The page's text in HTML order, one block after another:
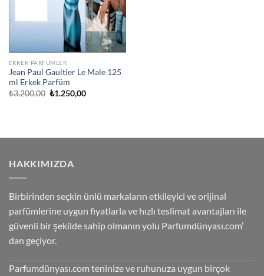
ERKEK PARFÜMLER
Jean Paul Gaultier Le Male 125
ml Erkek Parfüm
₺3.200,00 Orijinal
₺1.250,00Şu
HAKKIMIZDA
Birbirinden seçkin ünlü markaların etkileyici ve orijinal
parfümlerine uygun fiyatlarla ve hızlı teslimat avantajları ile
güvenli bir şekilde sahip olmanın yolu Parfumdünyası.com’
dan geçiyor.
Parfumdünyası.com teninize ve ruhunuza uygun birçok